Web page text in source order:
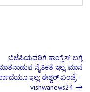
ಬಿಜೆಪಿಯವರಿಗೆ ಕಾಂಗ್ರೆಸ್ ಬಗ್ಗೆ
ನೈತಿಕತೆ ಇಲ್ಲ, ಮಾನ
ಇಲ್ಲ: ಈಶ್ವರ್ ಖಂಡ್ರೆ –
vishwanews24